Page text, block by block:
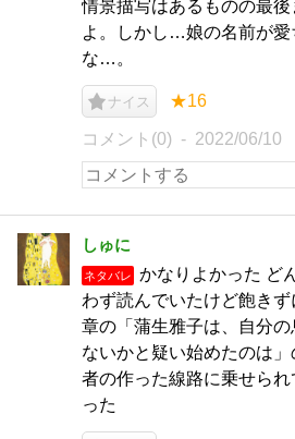
情景描写はあるものの最
よ。しかし…娘の名前が愛
な…。
ナイス ★16
コメント(0) 2022/06/10
しゅに
ネタバレ
かなりよかった ど
わず読んでいたけど飽き
章の「蒲生雅子は、自分
ないかと疑い始めたのは
者の作った線路に乗せら
った